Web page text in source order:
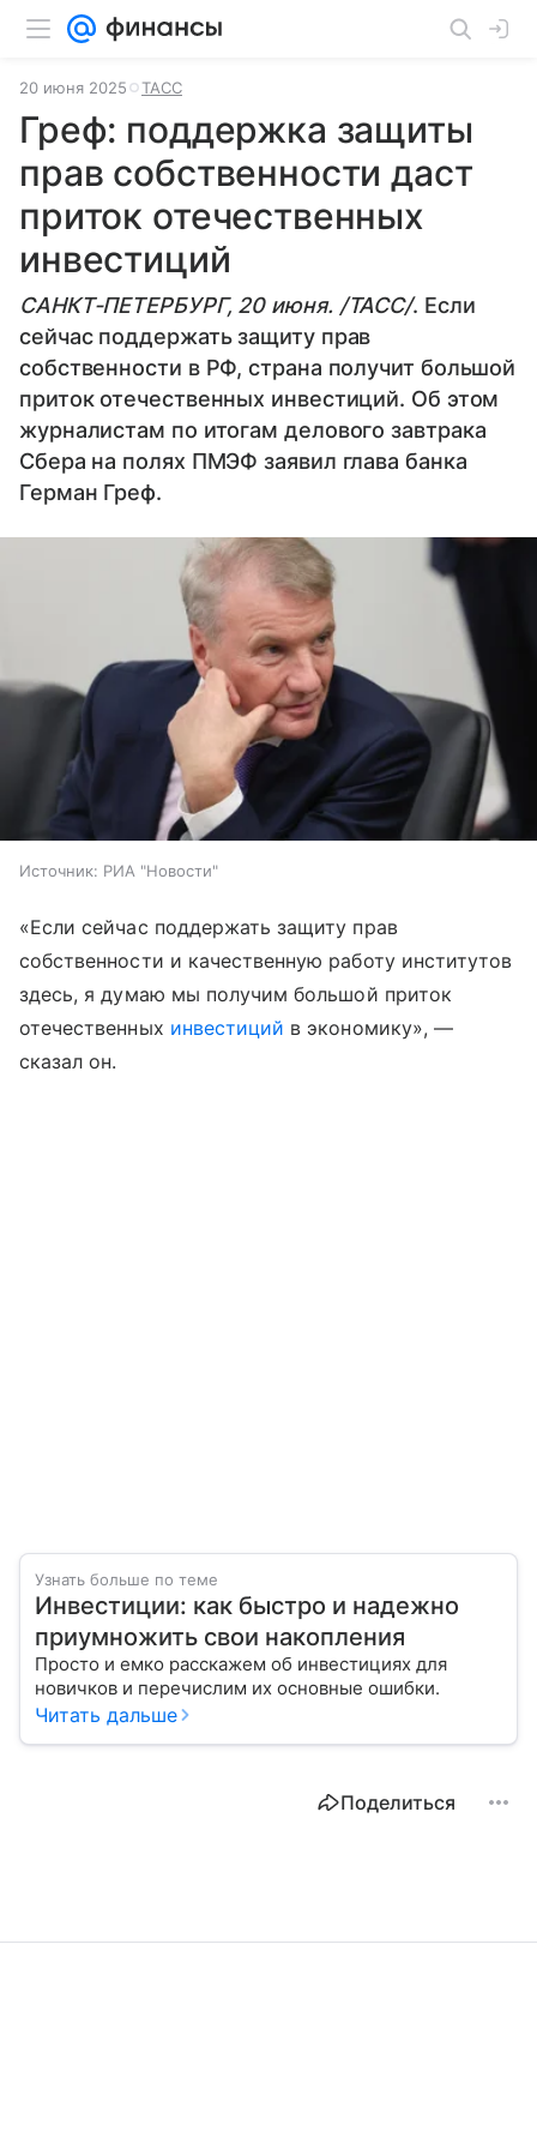
20 июня 2025 ТАСС
Греф: поддержка защиты
прав собственности даст
приток отечественных
инвестиций
САНКТ-ПЕТЕРБУРГ, 20 июня. /ТАСС/. Если
сейчас поддержать защиту прав
собственности в РФ, страна получит большой
приток отечественных инвестиций. Об этом
журналистам по итогам делового завтрака
Сбера на полях ПМЭФ заявил глава банка
Герман Греф.
Источник: РИА "Новости"
«Если сейчас поддержать защиту прав
собственности и качественную работу институтов
здесь, я думаю мы получим большой приток
отечественных инвестиций в экономику», —
сказал он.
Узнать больше по теме
Инвестиции: как быстро и надежно
приумножить свои накопления
Просто и емко расскажем об инвестициях для
новичков и перечислим их основные ошибки.
Читать дальше
Поделиться